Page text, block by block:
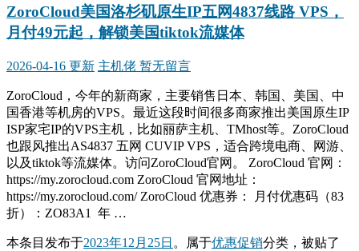
ZoroCloud美国洛杉矶原生IP五网4837线路 VPS，
月付49元起，解锁美国tiktok流媒体
2026-04-16 更新 主机佬 暂无留言
ZoroCloud，今年的新商家，主要销售日本、韩国、美国、中
国香港等机房的VPS。最近这段时间很多商家推出美国原生IP
ISP家宅IP的VPS主机，比如丽萨主机、TMhost等。ZoroCloud
也跟风推出AS4837 五网 CUVIP VPS，适合跨境电商、网游、
以及tiktok等流媒体。访问ZoroCloud官网。 ZoroCloud 官网：
https://my.zorocloud.com ZoroCloud 官网地址：
https://my.zorocloud.com/ ZoroCloud 优惠券： 月付优惠码（83
折）：ZO83A1 年 …
本条目发布于2023年12月25日 。属于优惠促销分类，被贴了